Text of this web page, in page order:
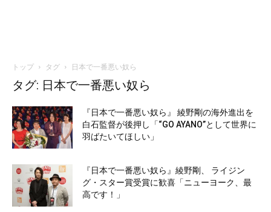
トップ タグ 日本で一番悪い奴ら
タグ: 日本で一番悪い奴ら
『日本で一番悪い奴ら』 綾野剛の海外進出を
白石監督が後押し「“GO AYANO”として世界に
羽ばたいてほしい」
『日本で一番悪い奴ら』綾野剛、 ライジン
グ・スター賞受賞に歓喜「ニューヨーク、最
高です！」